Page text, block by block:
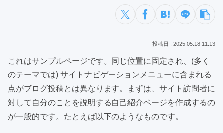
2025.05.18 11:13
これはサンプルページです。同じ位置に固定され、(多く
のテーマでは) サイトナビゲーションメニューに含まれる
点がブログ投稿とは異なります。まずは、サイト訪問者に
対して自分のことを説明する自己紹介ページを作成するの
が一般的です。たとえば以下のようなものです。